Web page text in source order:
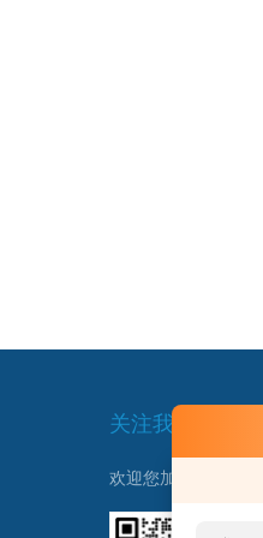
关注我们
欢迎您加我微信了